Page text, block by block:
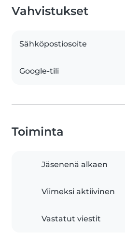
Vahvistukset
Sähköpostiosoite
Google-tili
Toiminta
Jäsenenä alkaen
Viimeksi aktiivinen
Vastatut viestit